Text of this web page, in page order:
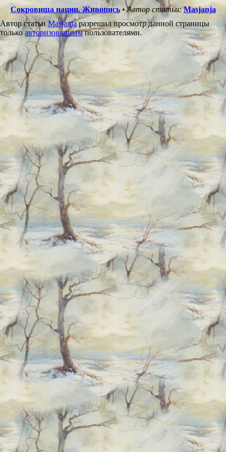
Сокровища нации. Живопись•Автор статьи: Masjanja
Автор статьиMasjanjaразрешил просмотр данной страницы
толькоавторизованнымпользователями.